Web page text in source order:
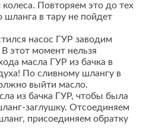
Повторяем это до тех
шланга в тару не пойдет
насос ГУР заводим
этот момент нельзя
масла ГУР из бачка в
По сливному шлангу в
выйти масло.
из бачка ГУР, чтобы была
заглушку. Отсоединяем
присоединяем обратку